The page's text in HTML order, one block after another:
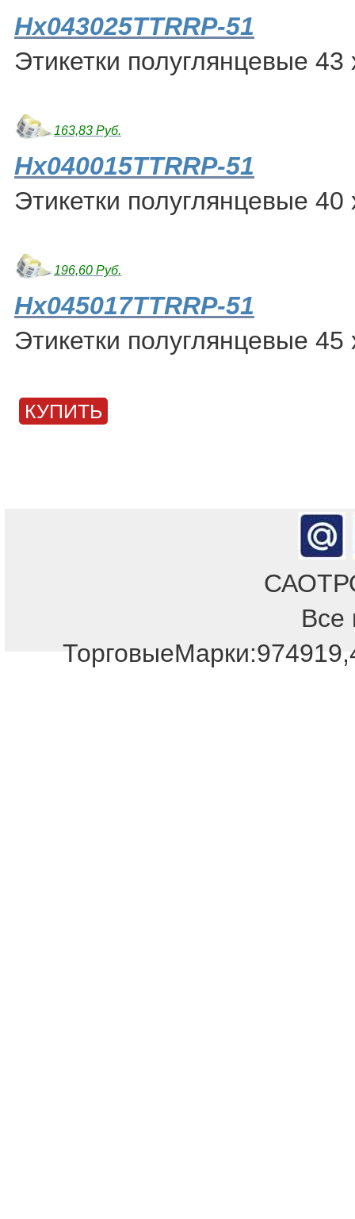
Hx043025TTRRP-51
Этикетки полуглянцевые
163,83 Руб.
Hx040015TTRRP-51
Этикетки полуглянцевые
196,60 Руб.
Hx045017TTRRP-51
Этикетки полуглянцевые
КУПИТЬ
Все